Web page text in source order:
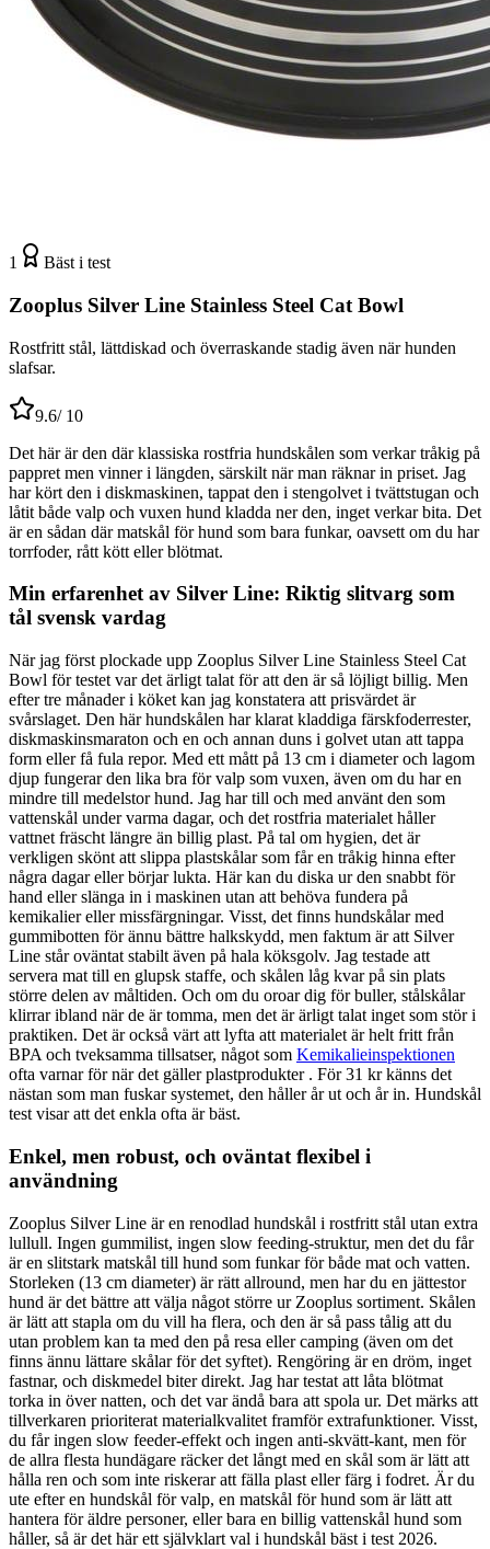
1 Bäst i test
Zooplus Silver Line Stainless Steel Cat Bowl
Rostfritt stål, lättdiskad och överraskande stadig även när hunden
slafsar.
9.6/ 10
Det här är den där klassiska rostfria hundskålen som verkar tråkig på
pappret men vinner i längden, särskilt när man räknar in priset. Jag
har kört den i diskmaskinen, tappat den i stengolvet i tvättstugan och
låtit både valp och vuxen hund kladda ner den, inget verkar bita. Det
är en sådan där matskål för hund som bara funkar, oavsett om du har
torrfoder, rått kött eller blötmat.
Min erfarenhet av Silver Line: Riktig slitvarg som
tål svensk vardag
När jag först plockade upp Zooplus Silver Line Stainless Steel Cat
Bowl för testet var det ärligt talat för att den är så löjligt billig. Men
efter tre månader i köket kan jag konstatera att prisvärdet är
svårslaget. Den här hundskålen har klarat kladdiga färskfoderrester,
diskmaskinsmaraton och en och annan duns i golvet utan att tappa
form eller få fula repor. Med ett mått på 13 cm i diameter och lagom
djup fungerar den lika bra för valp som vuxen, även om du har en
mindre till medelstor hund. Jag har till och med använt den som
vattenskål under varma dagar, och det rostfria materialet håller
vattnet fräscht längre än billig plast. På tal om hygien, det är
verkligen skönt att slippa plastskålar som får en tråkig hinna efter
några dagar eller börjar lukta. Här kan du diska ur den snabbt för
hand eller slänga in i maskinen utan att behöva fundera på
kemikalier eller missfärgningar. Visst, det finns hundskålar med
gummibotten för ännu bättre halkskydd, men faktum är att Silver
Line står oväntat stabilt även på hala köksgolv. Jag testade att
servera mat till en glupsk staffe, och skålen låg kvar på sin plats
större delen av måltiden. Och om du oroar dig för buller, stålskålar
klirrar ibland när de är tomma, men det är ärligt talat inget som stör i
praktiken. Det är också värt att lyfta att materialet är helt fritt från
BPA och tveksamma tillsatser, något som Kemikalieinspektionen
ofta varnar för när det gäller plastprodukter . För 31 kr känns det
nästan som man fuskar systemet, den håller år ut och år in. Hundskål
test visar att det enkla ofta är bäst.
Enkel, men robust, och oväntat flexibel i
användning
Zooplus Silver Line är en renodlad hundskål i rostfritt stål utan extra
lullull. Ingen gummilist, ingen slow feeding-struktur, men det du får
är en slitstark matskål till hund som funkar för både mat och vatten.
Storleken (13 cm diameter) är rätt allround, men har du en jättestor
hund är det bättre att välja något större ur Zooplus sortiment. Skålen
är lätt att stapla om du vill ha flera, och den är så pass tålig att du
utan problem kan ta med den på resa eller camping (även om det
finns ännu lättare skålar för det syftet). Rengöring är en dröm, inget
fastnar, och diskmedel biter direkt. Jag har testat att låta blötmat
torka in över natten, och det var ändå bara att spola ur. Det märks att
tillverkaren prioriterat materialkvalitet framför extrafunktioner. Visst,
du får ingen slow feeder-effekt och ingen anti-skvätt-kant, men för
de allra flesta hundägare räcker det långt med en skål som är lätt att
hålla ren och som inte riskerar att fälla plast eller färg i fodret. Är du
ute efter en hundskål för valp, en matskål för hund som är lätt att
hantera för äldre personer, eller bara en billig vattenskål hund som
håller, så är det här ett självklart val i hundskål bäst i test 2026.